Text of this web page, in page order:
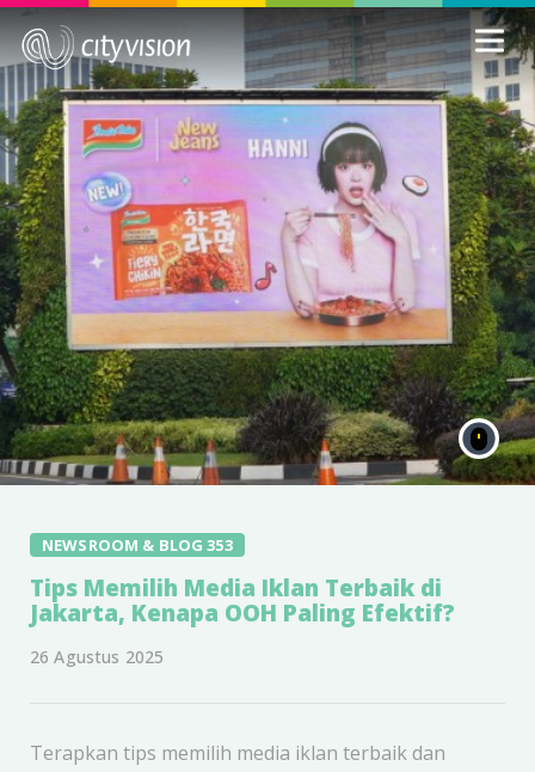
NEWSROOM & BLOG 353
Tips Memilih Media Iklan Terbaik di
Jakarta, Kenapa OOH Paling Efektif?
26 Agustus 2025
Terapkan tips memilih media iklan terbaik dan